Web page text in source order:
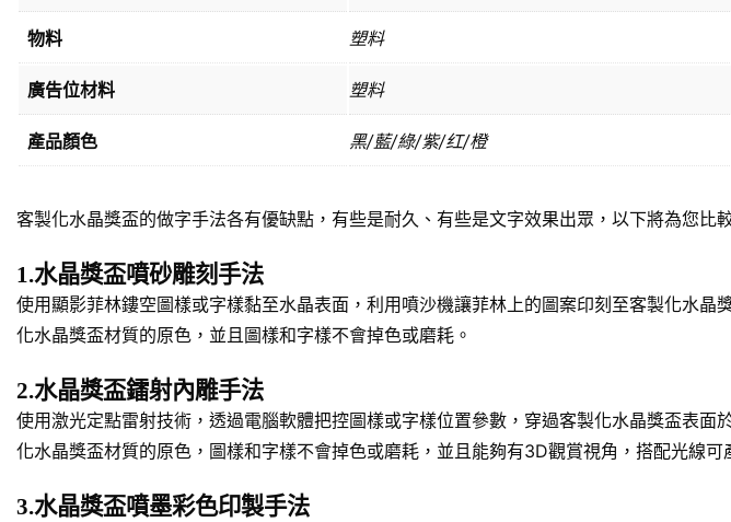
物料 塑料
廣告位材料 塑料
產品顏色 黑/藍/綠/紫/红/橙
客製化水晶獎盃的做字手法各有優缺點，有些是耐久、有些是文字效果出眾，以下將為您
1.水晶獎盃噴砂雕刻手法
使用顯影菲林鏤空圖樣或字樣黏至水晶表面，利用噴沙機讓菲林上的圖案印刻至客製化水
化水晶獎盃材質的原色，並且圖樣和字樣不會掉色或磨耗。
2.水晶獎盃鐳射內雕手法
使用激光定點雷射技術，透過電腦軟體把控圖樣或字樣位置參數，穿過客製化水晶獎盃表
化水晶獎盃材質的原色，圖樣和字樣不會掉色或磨耗，並且能夠有3D觀賞視角，搭配光線可
3.水晶獎盃噴墨彩色印製手法